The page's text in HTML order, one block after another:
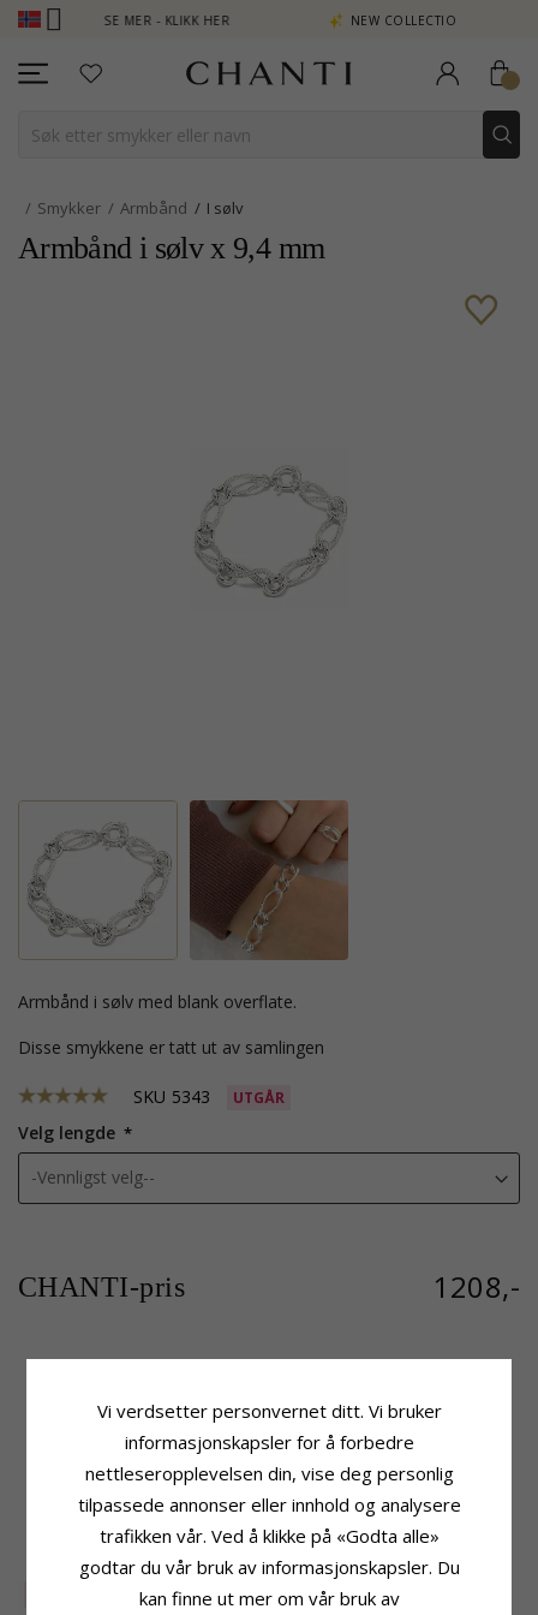
SE MER - KLIKK HER NEW COLLECTION | AURA
Smykker Armbånd I sølv
Armbånd i sølv x 9,4 mm
armbånd i sølv med blank overflate.
Disse smykkene er tatt ut av samlingen
SKU 5343 UTGÅR
Velg lengde
CHANTI-pris 1208,-
Kjedetype: Armbånd
Sølv
Overflate: Blank
Bredde: 9,4 mm
Leveringstid:Ca. 5-10 Hverdager
KUNDER KJØPER OGSÅ
70%
Vi verdsetter personvernet ditt. Vi bruker
informasjonskapsler for å forbedre
nettleseropplevelsen din, vise deg personlig
tilpassede annonser eller innhold og analysere
trafikken vår. Ved å klikke på «Godta alle»
godtar du vår bruk av informasjonskapsler. Du
kan finne ut mer om vår bruk av